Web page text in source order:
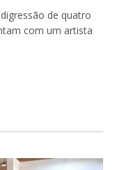
de quatro
com um artista